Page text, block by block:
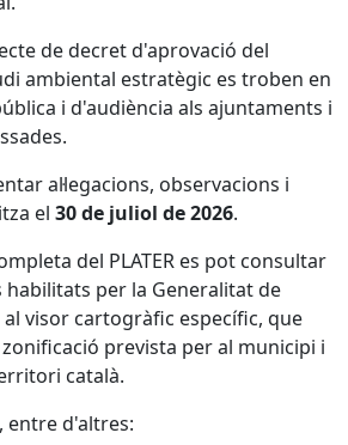
de decret d'aprovació del
ambiental estratègic es troben en
i d'audiència als ajuntaments i
al·legacions, observacions i
el 30 de juliol de 2026.
del PLATER es pot consultar
habilitats per la Generalitat de
al visor cartogràfic específic, que
prevista per al municipi i
català.
entre d'altres: